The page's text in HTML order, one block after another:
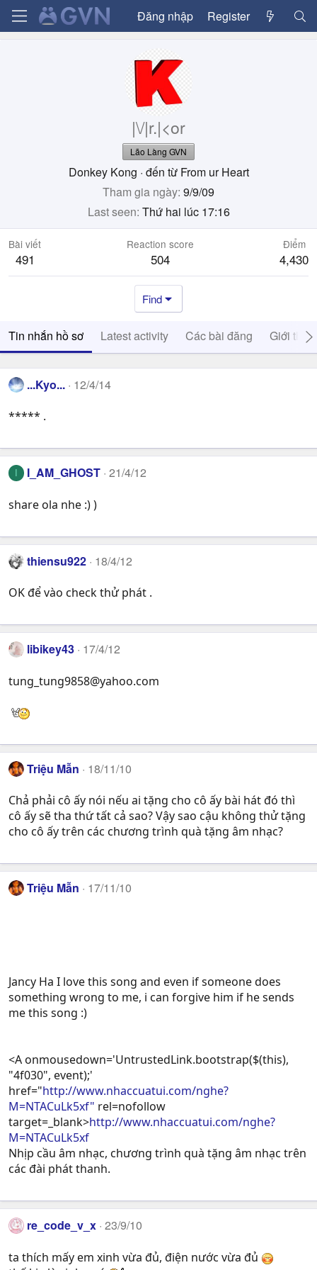
Đăng nhập Register
|\/|r.|<or
Lão Làng GVN
Donkey Kong · đến từ From ur Heart
Tham gia ngày 9/9/09
Last seen Thứ hai lúc 17:16
Bài viết
491
Reaction score
504
Điểm
4,430
Find
Tin nhắn hồ sơ Latest activity Các bài đăng Giới thiệu
...Kyo... 12/4/14
***** .
I_AM_GHOST 21/4/12
share ola nhe :) )
thiensu922 18/4/12
OK để vào check thử phát .
libikey43 17/4/12
tung_tung9858@yahoo.com
Triệu Mẫn 18/11/10
Chả phải cô ấy nói nếu ai tặng cho cô ấy bài hát đó thì
cô ấy sẽ tha thứ tất cả sao? Vậy sao cậu không thử tặng
cho cô ấy trên các chương trình quà tặng âm nhạc?
Triệu Mẫn 17/11/10
Jancy Ha I love this song and even if someone does
something wrong to me, i can forgive him if he sends
me this song :)
<A onmousedown='UntrustedLink.bootstrap($(this),
"4f030", event);'
href="http://www.nhaccuatui.com/nghe?
M=NTACuLk5xf" rel=nofollow
target=_blank>http://www.nhaccuatui.com/nghe?
M=NTACuLk5xf
Nhịp cầu âm nhạc, chương trình quà tặng âm nhạc trên
các đài phát thanh.
re_code_v_x 23/9/10
ta thích mấy em xinh vừa đủ, điện nước vừa đủ